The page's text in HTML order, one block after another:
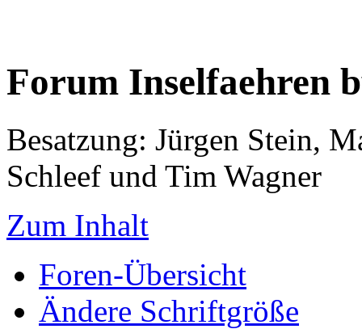
Forum Inselfaehren
Besatzung: Jürgen Stein,
Schleef und Tim Wagner
Zum Inhalt
Foren-Übersicht
Ändere Schriftgröße